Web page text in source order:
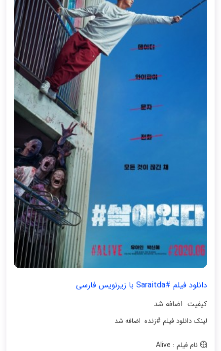
دانلود فیلم #Saraitda با زیرنویس فارسی
کیفیت اضافه شد
لینک دانلود فیلم #زنده اضافه شد
نام فیلم : Alive